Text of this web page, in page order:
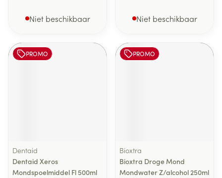
Niet beschikbaar Niet beschikbaar
PROMO
Dentaid
Dentaid Xeros
Mondspoelmiddel Fl 500ml
PROMO
Bioxtra
Bioxtra Droge Mond
Mondwater Z/alcohol 250ml